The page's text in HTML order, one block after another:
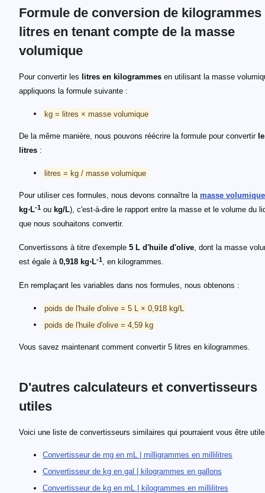
Formule de conversion de kilogrammes
litres en tenant compte de la masse
volumique
Pour convertir les litres en kilogrammes en utilisant la masse
appliquons la formule suivante :
kg = litres × masse volumique
De la même manière, nous pouvons réécrire la formule pour convertir
litres :
litres = kg / masse volumique
Pour utiliser ces formules, nous devons connaître la masse volumique
kg⋅L-1 ou kg/L), c'est-à-dire le rapport entre la masse et le volume du
que nous souhaitons convertir.
Convertissons à titre d'exemple 5 L d'huile d'olive, dont la masse
est égale à 0,918 kg⋅L-1, en kilogrammes.
En remplaçant les variables dans nos formules, nous obtenons :
poids de l'huile d'olive = 5 L × 0,918 kg/L
poids de l'huile d'olive = 4,59 kg
Vous savez maintenant comment convertir 5 litres en kilogrammes.
D'autres calculateurs et convertisseurs
utiles
Voici une liste de convertisseurs similaires qui pourraient vous être
Convertisseur de mg en mL | milligrammes en millilitres
Convertisseur de kg en gal | kilogrammes en gallons
Convertisseur de kg en mL | kilogrammes en millilitres